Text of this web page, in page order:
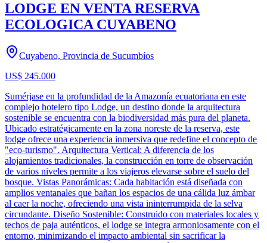
LODGE EN VENTA RESERVA
ECOLOGICA CUYABENO
Cuyabeno, Provincia de Sucumbíos
US$ 245.000
Sumérjase en la profundidad de la Amazonía ecuatoriana en este
complejo hotelero tipo Lodge, un destino donde la arquitectura
sostenible se encuentra con la biodiversidad más pura del planeta.
Ubicado estratégicamente en la zona noreste de la reserva, este
lodge ofrece una experiencia inmersiva que redefine el concepto de
"eco-turismo". Arquitectura Vertical: A diferencia de los
alojamientos tradicionales, la construcción en torre de observación
de varios niveles permite a los viajeros elevarse sobre el suelo del
bosque. Vistas Panorámicas: Cada habitación está diseñada con
amplios ventanales que bañan los espacios de una cálida luz ámbar
al caer la noche, ofreciendo una vista ininterrumpida de la selva
circundante. Diseño Sostenible: Construido con materiales locales y
techos de paja auténticos, el lodge se integra armoniosamente con el
entorno, minimizando el impacto ambiental sin sacrificar la